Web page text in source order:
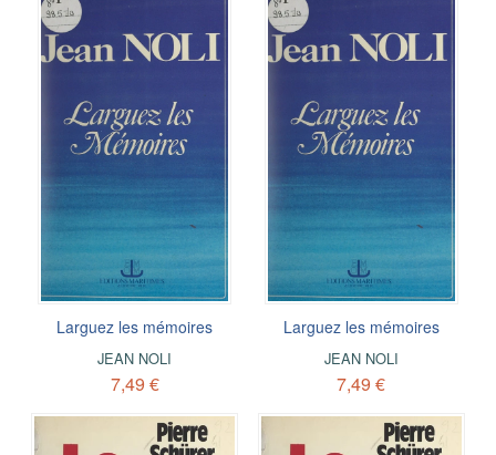
Larguez les mémoires
JEAN NOLI
7,49 €
Larguez les mémoires
JEAN NOLI
7,49 €